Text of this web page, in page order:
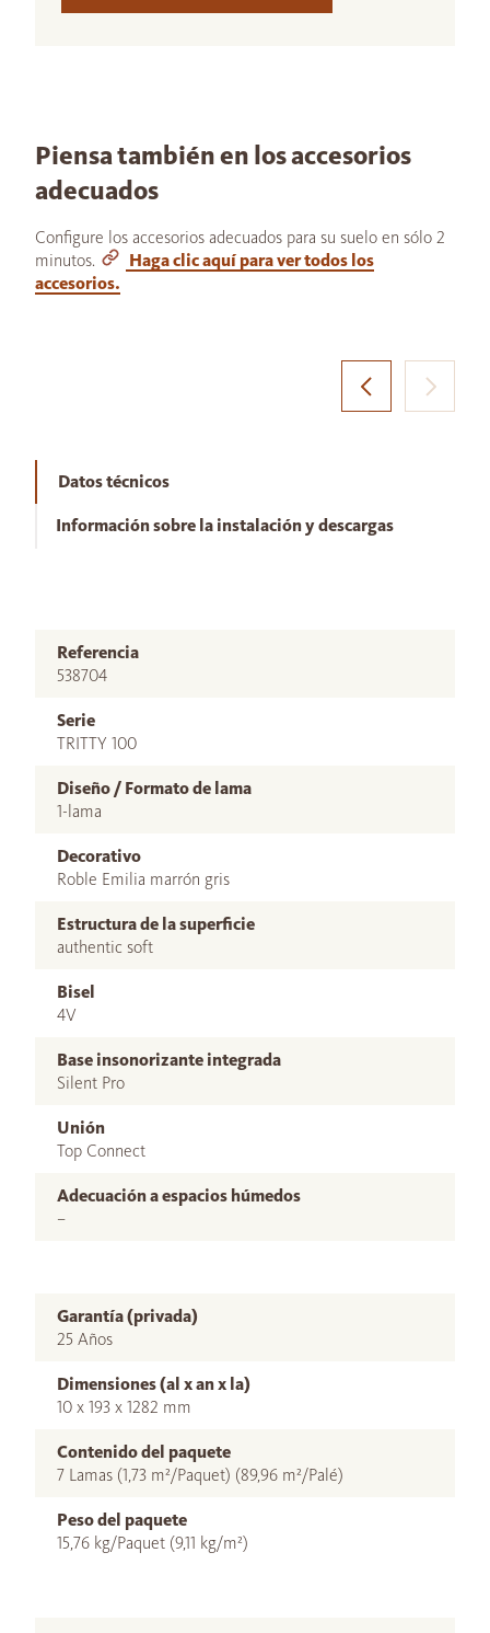
Piensa también en los accesorios
adecuados
Configure los accesorios adecuados para su suelo en sólo 2
minutos.
Haga clic aquí para ver todos los
accesorios.
Datos técnicos
Información sobre la instalación y descargas
Referencia
538704
Serie
TRITTY 100
Diseño / Formato de lama
1-lama
Decorativo
Roble Emilia marrón gris
Estructura de la superficie
authentic soft
Bisel
4V
Base insonorizante integrada
Silent Pro
Unión
Top Connect
Adecuación a espacios húmedos
–
Garantía (privada)
25 Años
Dimensiones (al x an x la)
10 x 193 x 1282 mm
Contenido del paquete
7 Lamas (1,73 m²/Paquet) (89,96 m²/Palé)
Peso del paquete
15,76 kg/Paquet (9,11 kg/m²)